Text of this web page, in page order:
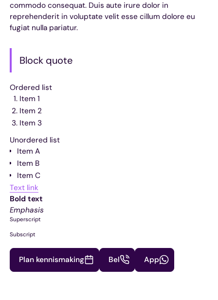
commodo consequat. Duis aute irure dolor in
reprehenderit in voluptate velit esse cillum dolore eu
fugiat nulla pariatur.
Block quote
Ordered list
Item 1
Item 2
Item 3
Unordered list
Item A
Item B
Item C
Text link
Bold text
Emphasis
Superscript
Subscript
Plan kennismaking Bel App